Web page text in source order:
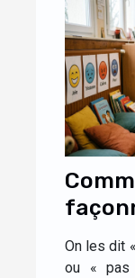
aux
On les dit
ou «